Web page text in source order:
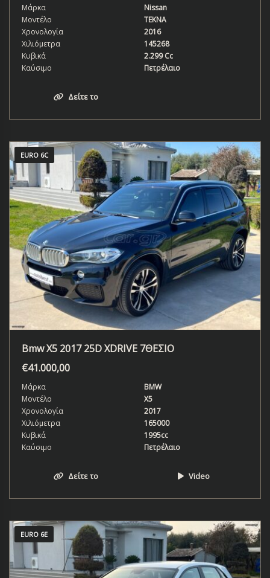
Μάρκα
Nissan
Μοντέλο
TEKNA
Χρονολογία
2016
Χιλιόμετρα
145268
Κυβικά
2.299 Cc
Καύσιμο
Πετρέλαιο
Δείτε το
EURO 6C
Bmw X5 2017 25D XDRIVE 7ΘΕΣΙΟ
€41.000,00
Μάρκα
BMW
Μοντέλο
X5
Χρονολογία
2017
Χιλιόμετρα
165000
Κυβικά
1995cc
Καύσιμο
Πετρέλαιο
Δείτε το Video
EURO 6E